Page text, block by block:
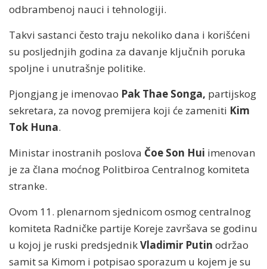
odbrambenoj nauci i tehnologiji.
Takvi sastanci često traju nekoliko dana i korišćeni
su posljednjih godina za davanje ključnih poruka
spoljne i unutrašnje politike.
Pjongjang je imenovao Pak Thae Songa, partijskog
sekretara, za novog premijera koji će zameniti Kim
Tok Huna.
Ministar inostranih poslova Čoe Son Hui imenovan
je za člana moćnog Politbiroa Centralnog komiteta
stranke.
Ovom 11. plenarnom sjednicom osmog centralnog
komiteta Radničke partije Koreje završava se godinu
u kojoj je ruski predsjednikVladimir Putin održao
samit sa Kimom i potpisao sporazum u kojem je su